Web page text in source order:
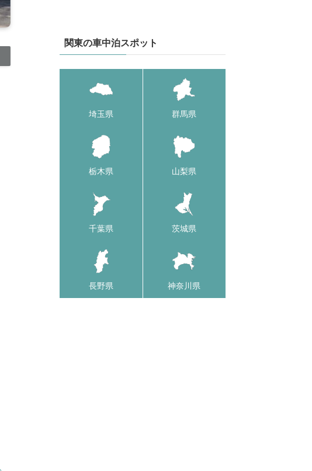
関東の車中泊スポット
埼玉県 群馬県
栃木県 山梨県
千葉県 茨城県
長野県 神奈川県